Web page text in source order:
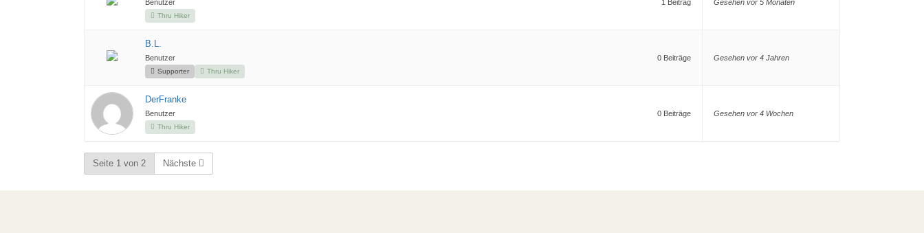
Benutzer
Thru Hiker
1 Beitrag Gesehen vor 5 Monaten
B.L.
Benutzer
Supporter Thru Hiker
0 Beiträge Gesehen vor 4 Jahren
DerFranke
Benutzer
Thru Hiker
0 Beiträge Gesehen vor 4 Wochen
Seite 1 von 2 Nächste